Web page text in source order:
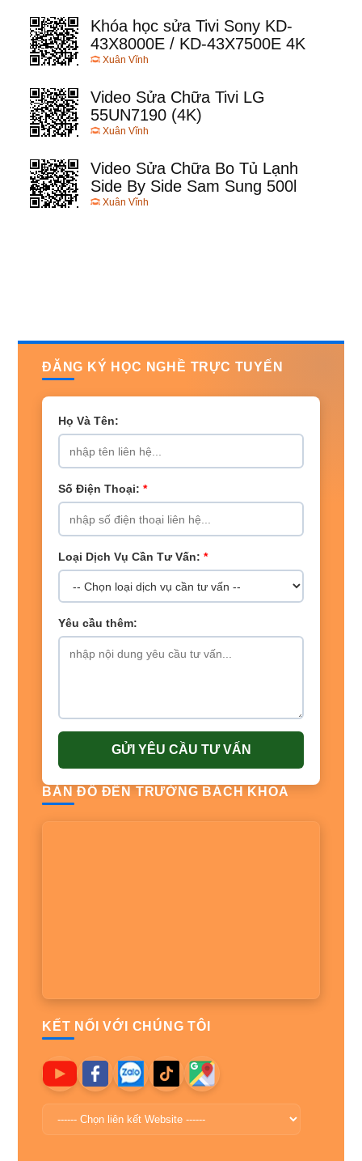
Khóa học sửa Tivi Sony KD-
43X8000E / KD-43X7500E 4K
Xuân Vĩnh
Video Sửa Chữa Tivi LG
55UN7190 (4K)
Xuân Vĩnh
Video Sửa Chữa Bo Tủ Lạnh
Side By Side Sam Sung 500l
Xuân Vĩnh
ĐĂNG KÝ HỌC NGHỀ TRỰC TUYẾN
Họ Và Tên:
Số Điện Thoại: *
Loại Dịch Vụ Cần Tư Vấn: *
Yêu cầu thêm:
GỬI YÊU CẦU TƯ VẤN
BẢN ĐỒ ĐẾN TRƯỜNG BÁCH KHOA
KẾT NỐI VỚI CHÚNG TÔI